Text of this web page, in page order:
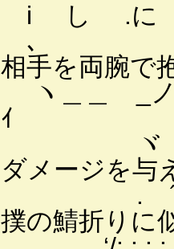
i し .に
､ ,' ./
相手を両腕で
ヽ＿
ｲ ヽ:.:.:|
ヾ -
ダメージを与
. ´: : : :
撲の鯖折りに